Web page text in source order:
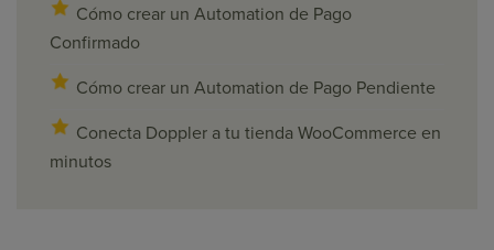
Cómo crear un Automation de Pago
Confirmado
Cómo crear un Automation de Pago Pendiente
Conecta Doppler a tu tienda WooCommerce en
minutos